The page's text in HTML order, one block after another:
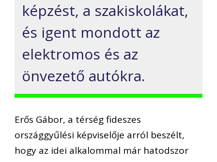
képzést, a szakiskolákat,
és igent mondott az
elektromos és az
önvezető autókra.
Erős Gábor, a térség fideszes
országgyűlési képviselője arról beszélt,
hogy az idei alkalommal már hatodszor